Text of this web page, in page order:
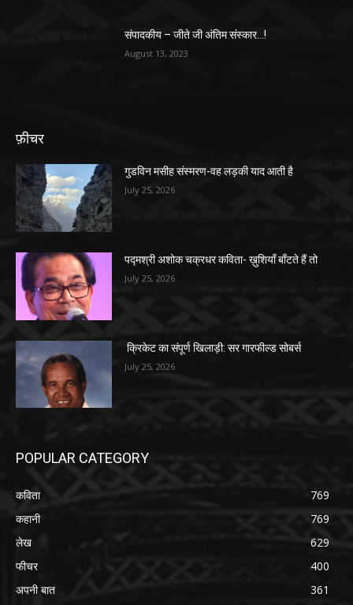
संपादकीय – जीते जी अंतिम संस्कार…!
August 13, 2023
फ़ीचर
गुडविन मसीह संस्मरण-वह लड़की याद आती है
July 25, 2026
पद्मश्री अशोक चक्रधर कविता- ख़ुशियाँ बाँटते हैं तो
July 25, 2026
क्रिकेट का संपूर्ण खिलाड़ी: सर गारफील्ड सोबर्स
July 25, 2026
POPULAR CATEGORY
कविता
769
कहानी
769
लेख
629
फीचर
400
अपनी बात
361